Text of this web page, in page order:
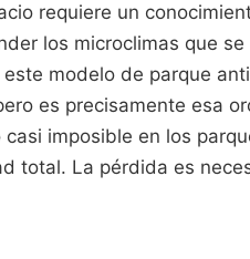
requiere un
los microclimas que
modelo de parque
es precisamente esa
imposible en los
total. La pérdida es